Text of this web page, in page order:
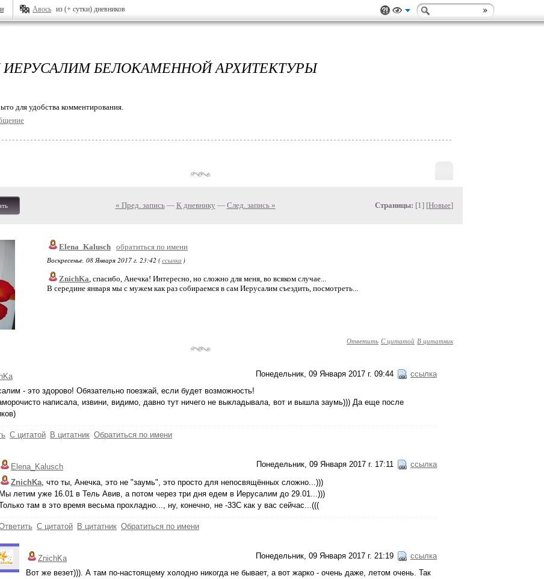
Авось из (+ сутки) дневников
БЕЛОКАМЕННОЙ АРХИТЕКТУРЫ
для удобства комментирования.
« Пред. запись— К дневнику — След. запись » Страницы: [1] [Новые]
Elena_Kalusch обратиться по имени
Воскресенье, 08 Января 2017 г. 23:42 (ссылка )
ZnichKa, спасибо, Анечка! Интересно, но сложно для меня, во всяком случае...
В середине января мы с мужем как раз собираемся в сам Иерусалим съездить, посмотреть...
Ответить С цитатой В цитатник
Понедельник, 09 Января 2017 г. 09:44 ссылка
- это здорово! Обязательно поезжай, если будет возможность!
написала, извини, видимо, давно тут ничего не выкладывала, вот и вышла заумь))) Да еще после
С цитатой В цитатник Обратиться по имени
Понедельник, 09 Января 2017 г. 17:11 ссылка
Elena_Kalusch
ZnichKa, что ты, Анечка, это не "заумь", это просто для непосвящённых сложно...)))
Мы летим уже 16.01 в Тель Авив, а потом через три дня едем в Иерусалим до 29.01...)))
там в это время весьма прохладно..., ну, конечно, не -33С как у вас сейчас...(((
С цитатой В цитатник Обратиться по имени
Понедельник, 09 Января 2017 г. 21:19 ссылка
ZnichKa
Вот же везет))). А там по-настоящему холодно никогда не бывает, а вот жарко - очень даже, летом очень. Так